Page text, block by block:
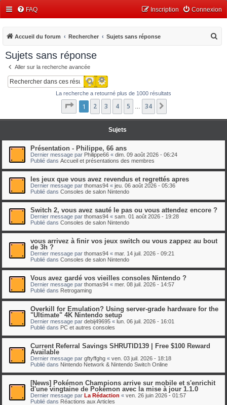
FAQ Connexion
Inscription
Accueil du forum Rechercher Sujets sans réponse
h
Sujets sans réponse
Aller sur la recherche avancée
Rechercher
Recherche avancée
La recherche a retourné plus de 1000 résultats
Page sur34
1 2 3 4 5 34
Sujets
Présentation - Philippe, 66 ans
Dernier message par Philippe66 « dim. 09 août 2026 - 06:24
Publié dans Accueil et présentations des membres
les jeux que vous avez revendus et regrettés apres
Dernier message par thomas94 « jeu. 06 août 2026 - 05:36
Publié dans Consoles de salon Nintendo
Switch 2, vous avez sauté le pas ou vous attendez encore ?
Dernier message par thomas94 « sam. 01 août 2026 - 19:28
Publié dans Consoles de salon Nintendo
vous arrivez à finir vos jeux switch ou vous zappez au bout
de 3h ?
Dernier message par thomas94 « mar. 14 juil. 2026 - 09:21
Publié dans Consoles de salon Nintendo
Vous avez gardé vos vieilles consoles Nintendo ?
Dernier message par thomas94 « mer. 08 juil. 2026 - 14:57
Publié dans Retrogaming
Overkill for Emulation? Using server-grade hardware for the
"Ultimate" 4K Nintendo setup
Dernier message par debij49695 « lun. 06 juil. 2026 - 16:01
Publié dans PC et autres consoles
Current Referral Savings SHRUTID139 | Free $100 Reward
Available
Dernier message par gftyffghg « ven. 03 juil. 2026 - 18:18
Publié dans Nintendo Network & Nintendo Switch Online
[News] Pokémon Champions arrive sur mobile et s'enrichit
d'une vingtaine de Pokémon avec la mise à jour 1.1.0
Dernier message par La Rédaction « ven. 26 juin 2026 - 01:57
Publié dans Réactions aux Articles